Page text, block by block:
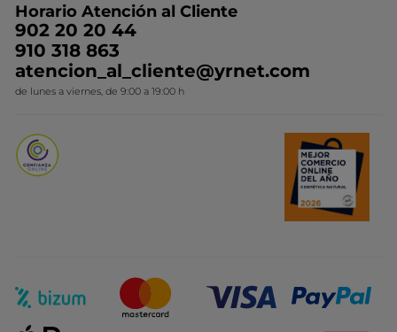
Conviértete en Franquiciada
Ideas de Regalo
Colección Monoi
Novedades del mes
Contacto
Horario Atención al Cliente
902 20 20 44
910 318 863
atencion_al_cliente@yrnet.com
de lunes a viernes, de 9:00 a 19:00 h